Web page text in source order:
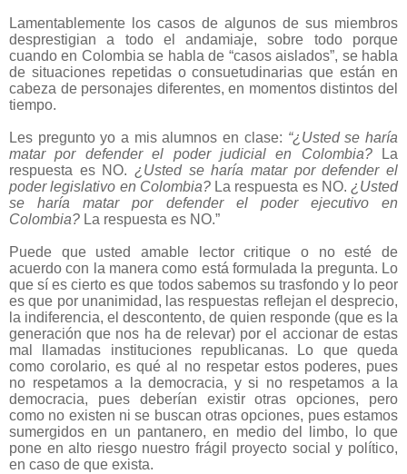
Lamentablemente los casos de algunos de sus miembros
desprestigian a todo el andamiaje, sobre todo porque
cuando en Colombia se habla de “casos aislados”, se habla
de situaciones repetidas o consuetudinarias que están en
cabeza de personajes diferentes, en momentos distintos del
tiempo.
Les pregunto yo a mis alumnos en clase: “¿Usted se haría
matar por defender el poder judicial en Colombia?La
respuesta es NO. ¿Usted se haría matar por defender el
poder legislativo en Colombia?La respuesta es NO. ¿Usted
se haría matar por defender el poder ejecutivo en
Colombia? La respuesta es NO.”
Puede que usted amable lector critique o no esté de
acuerdo con la manera como está formulada la pregunta. Lo
que sí es cierto es que todos sabemos su trasfondo y lo peor
es que por unanimidad, las respuestas reflejan el desprecio,
la indiferencia, el descontento, de quien responde (que es la
generación que nos ha de relevar) por el accionar de estas
mal llamadas instituciones republicanas. Lo que queda
como corolario, es qué al no respetar estos poderes, pues
no respetamos a la democracia, y si no respetamos a la
democracia, pues deberían existir otras opciones, pero
como no existen ni se buscan otras opciones, pues estamos
sumergidos en un pantanero, en medio del limbo, lo que
pone en alto riesgo nuestro frágil proyecto social y político,
en caso de que exista.